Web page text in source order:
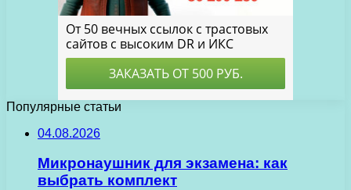
Популярные статьи
04.08.2026
Микронаушник для экзамена: как
выбрать комплект